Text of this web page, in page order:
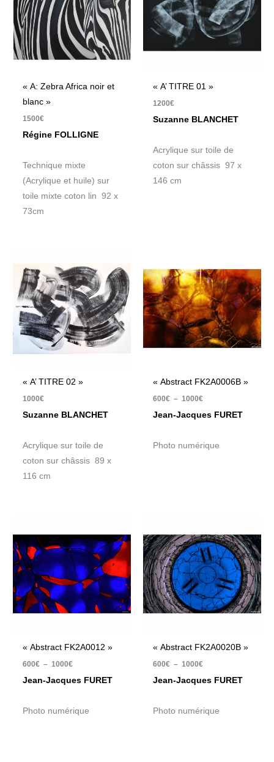
« A: Zebra Africa noir et
blanc »
1500€
Régine FOLLIGNE
Technique mixte
(Acrylique et huile) sur
toile mixte coton lin 92 x
73cm
« A’ TITRE 01 »
1200€
Suzanne BLANCHET
Acrylique sur toile de
coton sur châssis 97 x
146 cm
« A’ TITRE 02 »
1000€
Suzanne BLANCHET
Acrylique sur toile de
coton sur châssis 89 x
116 cm
« Abstract FK2A0006B »
600€ – 1000€
prix :
600€
à
1000€
Jean-Jacques FURET
Photo numérique
« Abstract FK2A0012 »
600€ – 1000€
prix :
600€
à
1000€
Jean-Jacques FURET
Photo numérique
« Abstract FK2A0020B »
600€ – 1000€
prix :
600€
à
1000€
Jean-Jacques FURET
Photo numérique